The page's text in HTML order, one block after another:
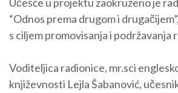
“Odnos prema drugom i
s ciljem promovisanja i podržavanja
Voditeljica radionice, mr.sci
književnosti Lejla Šabanović,